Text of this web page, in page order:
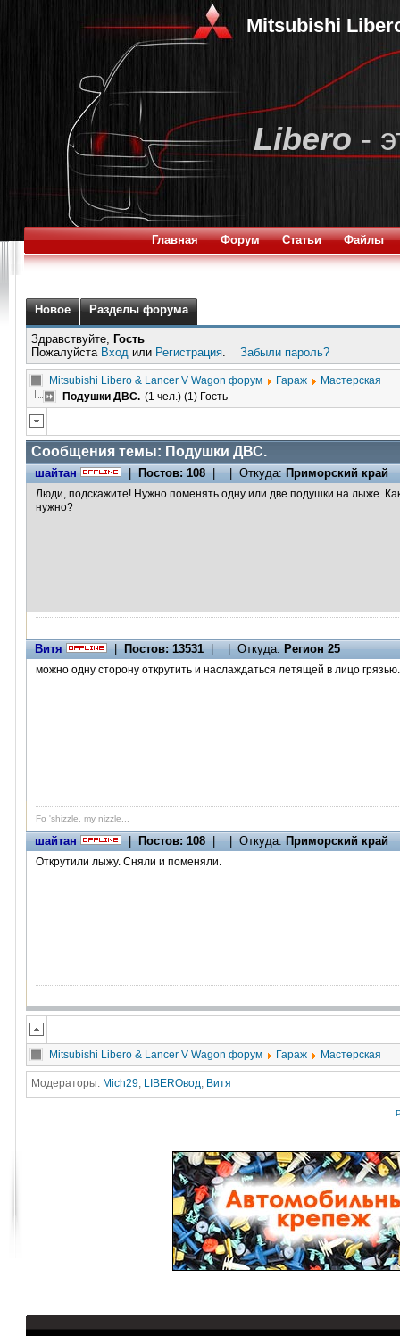
Mitsubishi
Libero -
Главная Форум Статьи Файлы
Новое Разделы форума
Здравствуйте, Гость
Пожалуйста Вход или Регистрация. Забыли пароль?
Mitsubishi Libero & Lancer V Wagon форум Гараж
Мастерская
Подушки ДВС. (1 чел.) (1) Гость
Сообщения темы: Подушки ДВС.
шайтан |Постов: 108| | Откуда:Приморский край
Люди, подскажите! Нужно поменять одну или две подушки на лыже.
нужно?
Витя |Постов: 13531| | Откуда:Регион 25
можно одну сторону открутить и наслаждаться летящей в лицо грязью.
Fo 'shizzle, my nizzle...
шайтан |Постов: 108| | Откуда:Приморский край
Открутили лыжу. Сняли и поменяли.
Mitsubishi Libero & Lancer V Wagon форум Гараж Мастерская
Модераторы: Mich29, LIBEROвод, Витя